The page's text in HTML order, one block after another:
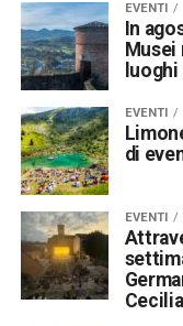
EVENTI
In
EVENTI
di
EVENTI